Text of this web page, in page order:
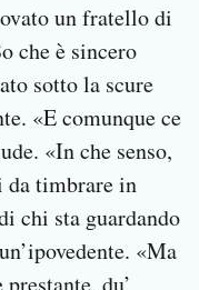
un fratello di
che è sincero
sotto la scure
«E comunque ce
«In che senso,
da timbrare in
chi sta guardando
«Ma
du’